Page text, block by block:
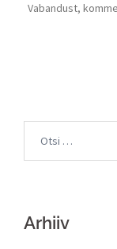
Vabandust,
Arhiiv